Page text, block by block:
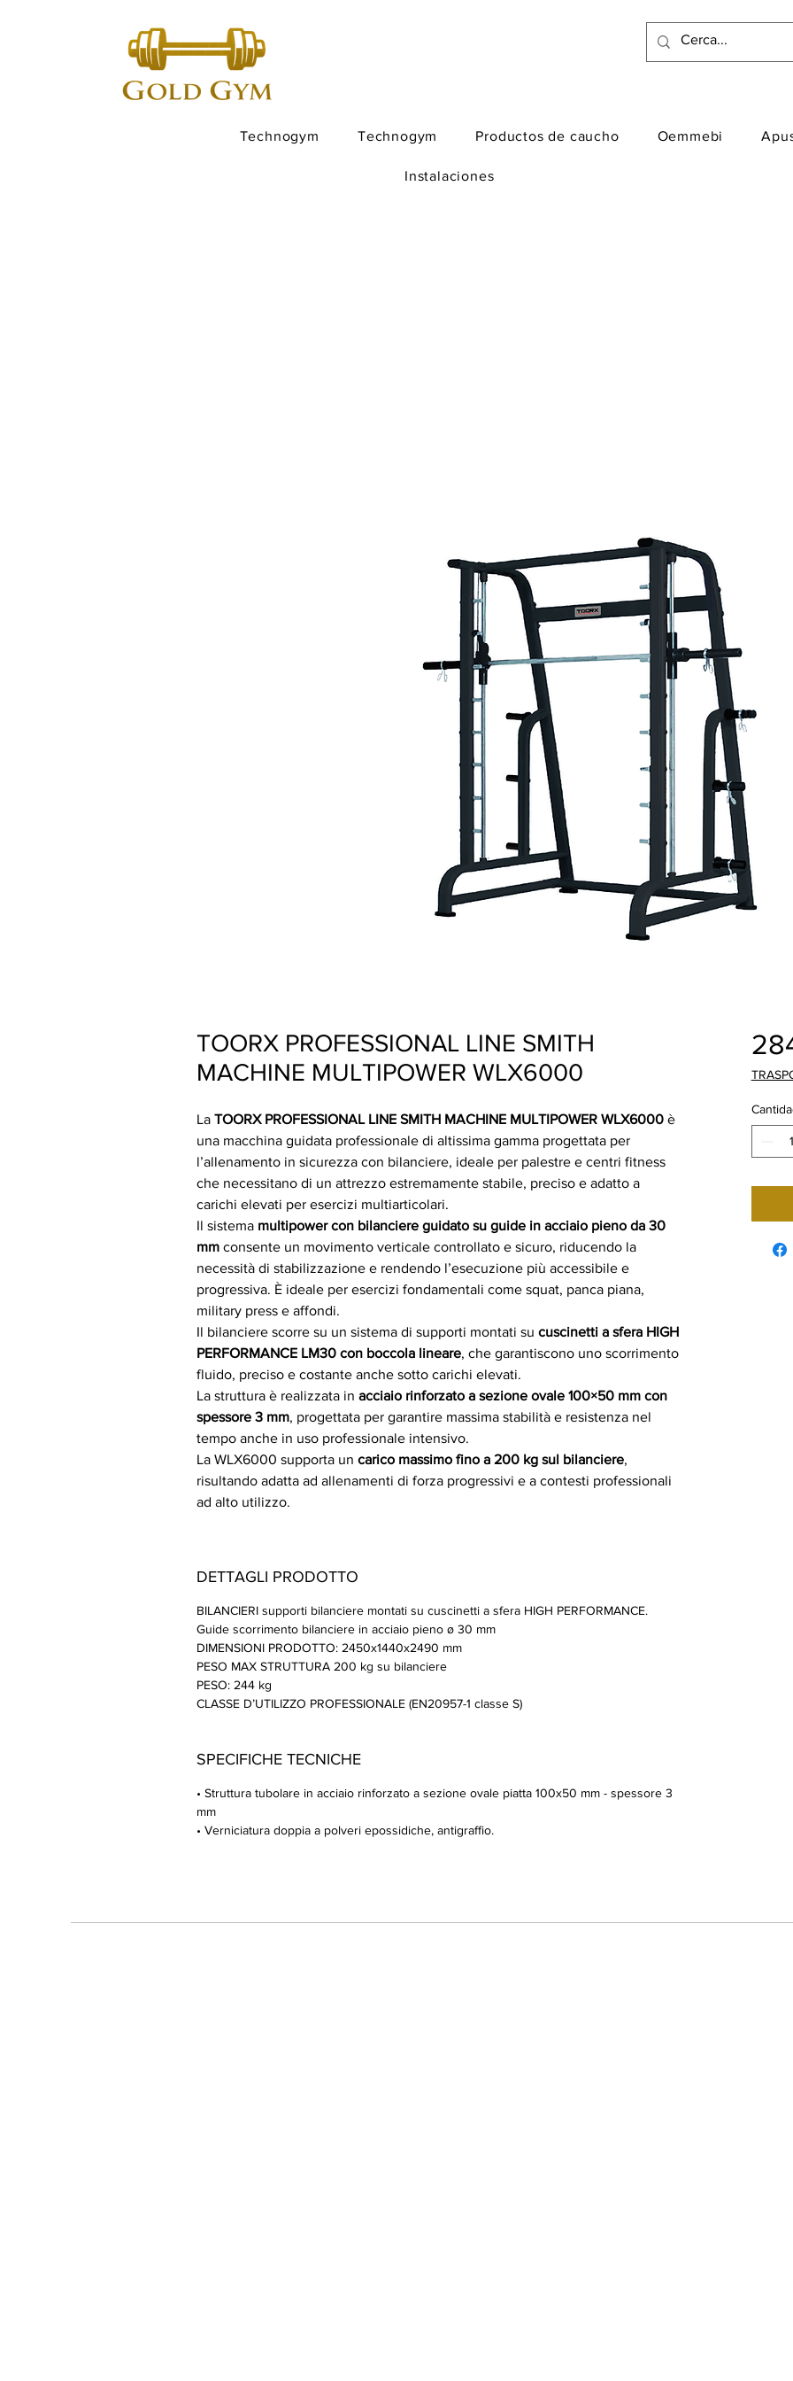
Technogym Technogym Productos de caucho Oemmebi
Instalaciones
TOORX PROFESSIONAL LINE SMITH
MACHINE MULTIPOWER WLX6000
La TOORX PROFESSIONAL LINE SMITH MACHINE MULTIPOWER WLX6000 è
una macchina guidata professionale di altissima gamma progettata per
l’allenamento in sicurezza con bilanciere, ideale per palestre e centri fitness
che necessitano di un attrezzo estremamente stabile, preciso e adatto a
carichi elevati per esercizi multiarticolari.
Il sistema multipower con bilanciere guidato su guide in acciaio pieno da 30
mm consente un movimento verticale controllato e sicuro, riducendo la
necessità di stabilizzazione e rendendo l’esecuzione più accessibile e
progressiva. È ideale per esercizi fondamentali come squat, panca piana,
military press e affondi.
Il bilanciere scorre su un sistema di supporti montati su cuscinetti a sfera HIGH
PERFORMANCE LM30 con boccola lineare, che garantiscono uno scorrimento
fluido, preciso e costante anche sotto carichi elevati.
La struttura è realizzata in acciaio rinforzato a sezione ovale 100×50 mm con
spessore 3 mm, progettata per garantire massima stabilità e resistenza nel
tempo anche in uso professionale intensivo.
La WLX6000 supporta un carico massimo fino a 200 kg sul bilanciere,
risultando adatta ad allenamenti di forza progressivi e a contesti professionali
ad alto utilizzo.
DETTAGLI PRODOTTO
BILANCIERI supporti bilanciere montati su cuscinetti a sfera HIGH PERFORMANCE.
Guide scorrimento bilanciere in acciaio pieno ø 30 mm
DIMENSIONI PRODOTTO: 2450x1440x2490 mm
PESO MAX STRUTTURA 200 kg su bilanciere
PESO: 244 kg
CLASSE D’UTILIZZO PROFESSIONALE (EN20957-1 classe S)
SPECIFICHE TECNICHE
• Struttura tubolare in acciaio rinforzato a sezione ovale piatta 100x50 mm - spessore 3
mm
• Verniciatura doppia a polveri epossidiche, antigraffio.